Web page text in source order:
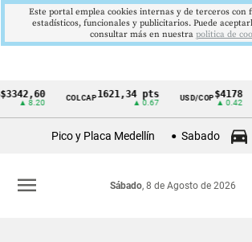
Cintillo
Colombia
COLCAP1621,34 pts USD/COP$4178
▲ 0.42
Pico y Placa Medellín Sabado
Sábado, 8 de Agosto de 2026
menu
Este portal emplea cookies internas y de terceros con
estadísticos, funcionales y publicitarios. Puede
consultar más en nuestra politica de